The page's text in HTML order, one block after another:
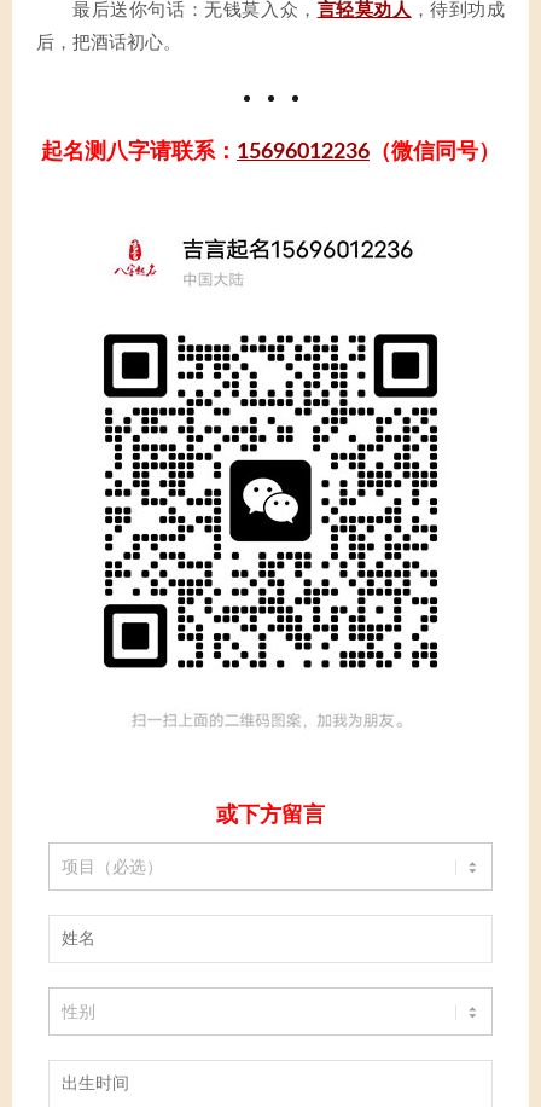
最后送你句话：无钱莫入众， 言轻莫劝人 ，待到功成
后，把酒话初心。
起名测八字请联系： 15696012236 （微信同号）
或下方留言